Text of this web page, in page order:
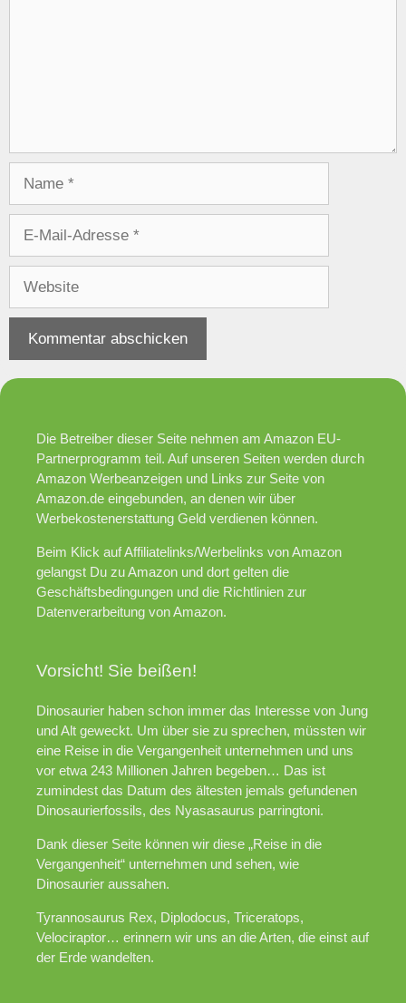
Adresse
Die Betreiber dieser Seite nehmen am Amazon EU-
Partnerprogramm teil. Auf unseren Seiten werden durch
Amazon Werbeanzeigen und Links zur Seite von
Amazon.de eingebunden, an denen wir über
Werbekostenerstattung Geld verdienen können.
Beim Klick auf Affiliatelinks/Werbelinks von Amazon
gelangst Du zu Amazon und dort gelten die
Geschäftsbedingungen und die Richtlinien zur
Datenverarbeitung von Amazon.
Vorsicht! Sie beißen!
Dinosaurier haben schon immer das Interesse von Jung
und Alt geweckt. Um über sie zu sprechen, müssten wir
eine Reise in die Vergangenheit unternehmen und uns
vor etwa 243 Millionen Jahren begeben… Das ist
zumindest das Datum des ältesten jemals gefundenen
Dinosaurierfossils, des Nyasasaurus parringtoni.
Dank dieser Seite können wir diese „Reise in die
Vergangenheit“ unternehmen und sehen, wie
Dinosaurier aussahen.
Tyrannosaurus Rex, Diplodocus, Triceratops,
Velociraptor… erinnern wir uns an die Arten, die einst auf
der Erde wandelten.